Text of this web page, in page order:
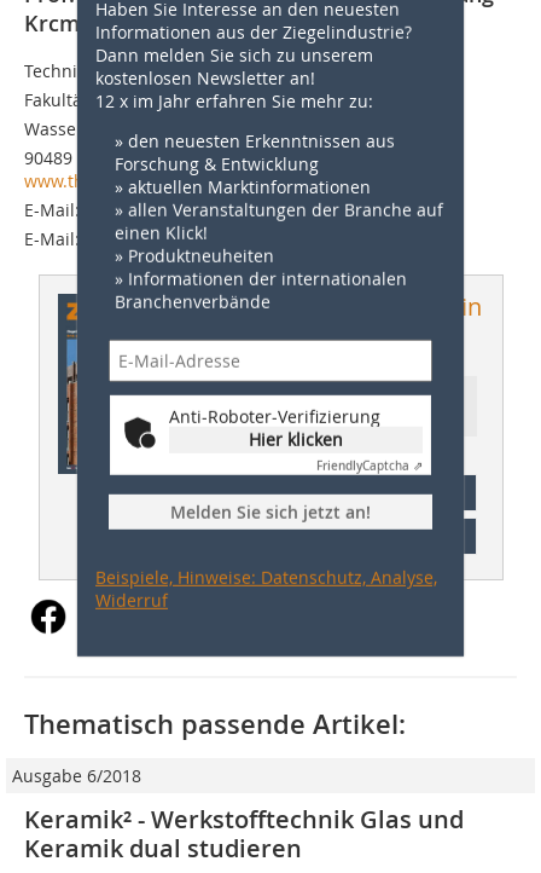
Krcmar
Technische Hochschule Nürnberg Georg-Simon-Ohm
Fakultät Werkstofftechnik
Wassertorstr. 10
90489 Nürnberg
www.th-nuernberg.de
E-Mail:
hannes.kuehl@th-nuernberg.de
E-Mail:
wolfgang.krcmar@th-nuernberg.de
Dieser Artikel erschien in
ZI 01/2023
Ressort: Research & Teaching |
Forschung & Lehre
Abonnement
Inhaltsverzeichnis
Haben Sie Interesse an den neuesten
Informationen aus der Ziegelindustrie?
Dann melden Sie sich zu unserem
kostenlosen Newsletter an!
12 x im Jahr erfahren Sie mehr zu:
» den neuesten Erkenntnissen aus
Forschung & Entwicklung
» aktuellen Marktinformationen
» allen Veranstaltungen der Branche auf
einen Klick!
» Produktneuheiten
» Informationen der internationalen
Branchenverbände
Anti-Roboter-Verifizierung
Hier klicken
FriendlyCaptcha ⇗
Melden Sie sich jetzt an!
Beispiele, Hinweise: Datenschutz, Analyse,
Widerruf
Thematisch passende Artikel:
Ausgabe 6/2018
Keramik² - Werkstofftechnik Glas und
Keramik dual studieren